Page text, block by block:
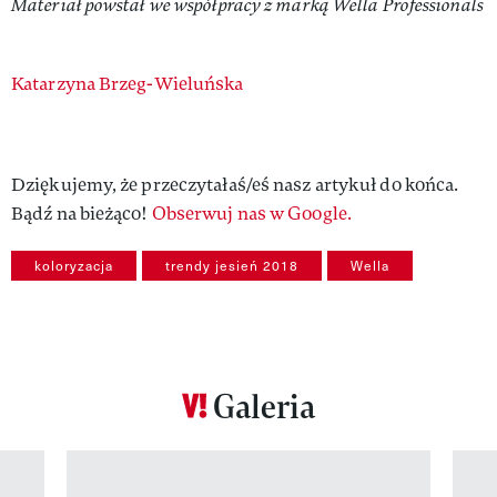
Materiał powstał we współpracy z marką Wella Professionals
Authors
Katarzyna Brzeg-Wieluńska
Dziękujemy, że przeczytałaś/eś nasz artykuł do końca.
Bądź na bieżąco! Obserwuj nas w Google.
koloryzacja trendy jesień 2018 Wella
Galeria